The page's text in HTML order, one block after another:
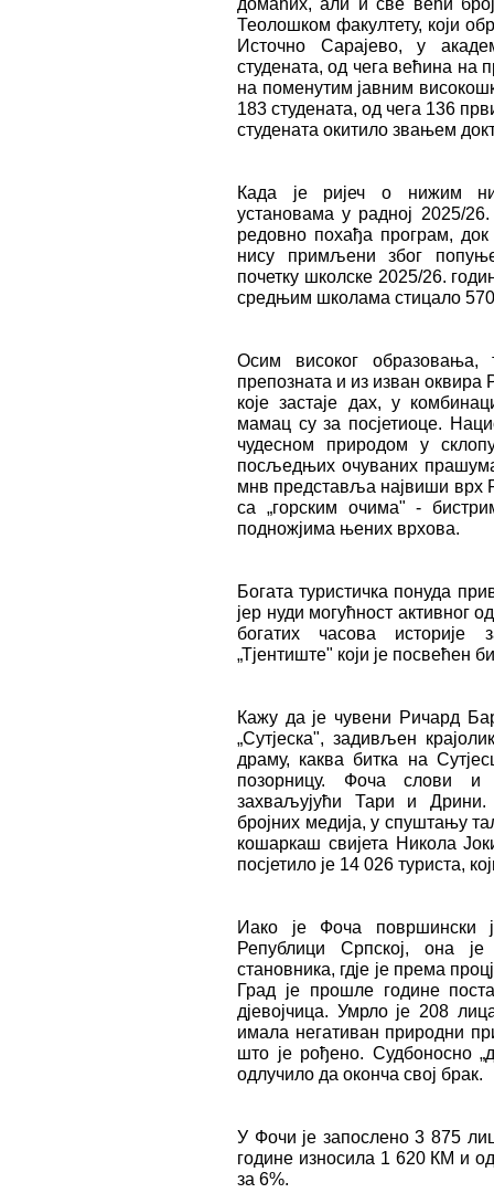
Теолошком факултету, који
Источно Сарајево, у
студената, од чега већина на
на поменутим јавним
183 студената, од чега 136
студената окитило звањем
Када је ријеч о нижим
установама у радној 2025/26.
редовно похађа програм,
нису примљени због
почетку школске 2025/26.
средњим школама стицало
Осим високог
препозната и из изван
које застаје дах, у
мамац су за посјетиоце.
чудесном природом у
посљедњих очуваних
мнв представља највиши врх
са „горским очима" -
подножјима њених врхова.
Богата туристичка понуда
јер нуди могућност активног
богатих часова историје
„Тјентиште" који је посвећен
Кажу да је чувени Ричард
„Сутјеска", задивљен
драму, каква битка на
позорницу. Фоча слови и
захваљујући Тари и
бројних медија, у спуштању
кошаркаш свијета Никола
посјетило је 14 026 туриста,
Иако је Фоча површински
Републици Српској, она
становника, гдје је према
Град је прошле године
дјевојчица. Умрло је 208
имала негативан природни
што је рођено. Судбоносно
одлучило да оконча свој брак.
У Фочи је запослено 3 875
године износила 1 620 КМ и
за 6%.